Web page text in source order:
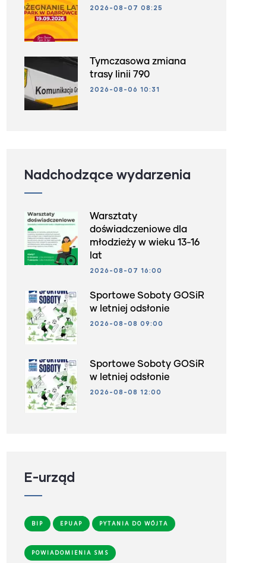
2026-08-07 08:25
Tymczasowa zmiana
trasy linii 790
2026-08-06 10:31
Nadchodzące wydarzenia
Warsztaty
doświadczeniowe dla
młodzieży w wieku 13-16
lat
2026-08-07 16:00
Sportowe Soboty GOSiR
w letniej odsłonie
2026-08-08 09:00
Sportowe Soboty GOSiR
w letniej odsłonie
2026-08-08 12:00
E-urząd
BIP EPUAP PYTANIA DO WÓJTA
POWIADOMIENIA SMS